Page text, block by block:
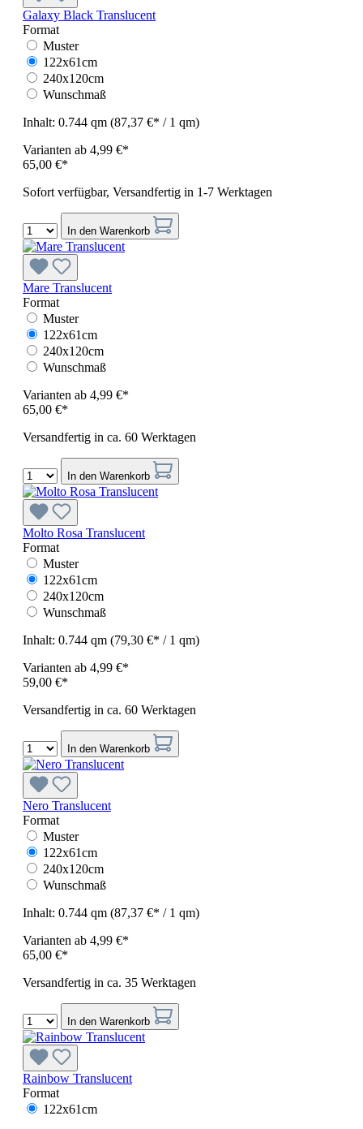
Galaxy Black Translucent
Format
Muster
122x61cm
240x120cm
Wunschmaß
Inhalt: 0.744 qm (87,37 €* / 1 qm)
Varianten ab 4,99 €*
65,00 €*
Sofort verfügbar, Versandfertig in 1-7 Werktagen
In den Warenkorb
Mare Translucent
Format
Muster
122x61cm
240x120cm
Wunschmaß
Varianten ab 4,99 €*
65,00 €*
Versandfertig in ca. 60 Werktagen
In den Warenkorb
Molto Rosa Translucent
Format
Muster
122x61cm
240x120cm
Wunschmaß
Inhalt: 0.744 qm (79,30 €* / 1 qm)
Varianten ab 4,99 €*
59,00 €*
Versandfertig in ca. 60 Werktagen
In den Warenkorb
Nero Translucent
Format
Muster
122x61cm
240x120cm
Wunschmaß
Inhalt: 0.744 qm (87,37 €* / 1 qm)
Varianten ab 4,99 €*
65,00 €*
Versandfertig in ca. 35 Werktagen
In den Warenkorb
Rainbow Translucent
Format
122x61cm